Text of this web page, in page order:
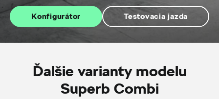
Konfigurátor Testovacia jazda
Ďalšie varianty modelu
Superb Combi